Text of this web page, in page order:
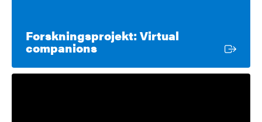
Forskningsprojekt: Virtual
companionsExtern länk